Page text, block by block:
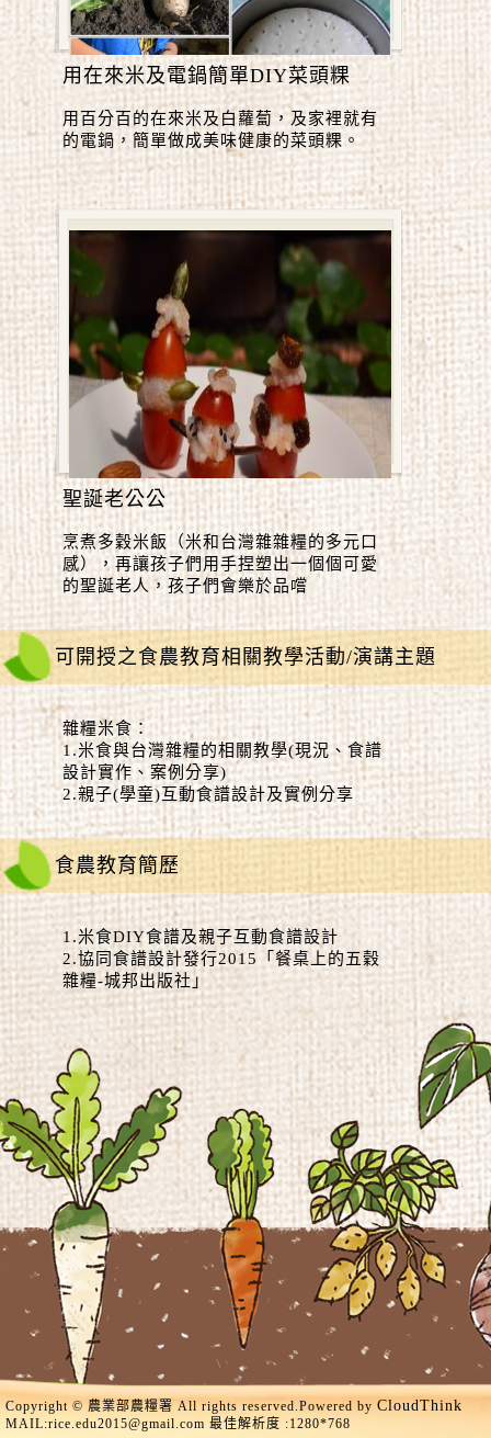
用在來米及電鍋簡單DIY菜頭粿
用百分百的在來米及白蘿蔔，及家裡就有
的電鍋，簡單做成美味健康的菜頭粿。
聖誕老公公
烹煮多穀米飯（米和台灣雜雜糧的多元口
感），再讓孩子們用手捏塑出一個個可愛
的聖誕老人，孩子們會樂於品嚐
可開授之食農教育相關教學活動/演講主題
雜糧米食：
1.米食與台灣雜糧的相關教學(現況、食譜
設計實作、案例分享)
2.親子(學童)互動食譜設計及實例分享
食農教育簡歷
1.米食DIY食譜及親子互動食譜設計
2.協同食譜設計發行2015「餐桌上的五穀
雜糧-城邦出版社」
Copyright © 農業部農糧署 All rights reserved.Powered by CloudThink
MAIL:rice.edu2015@gmail.com 最佳解析度 :1280*768